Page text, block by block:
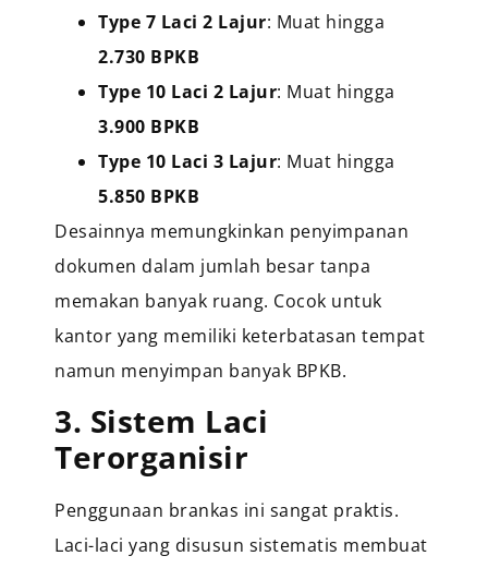
Type 7 Laci 2 Lajur: Muat hingga
2.730 BPKB
Type 10 Laci 2 Lajur: Muat hingga
3.900 BPKB
Type 10 Laci 3 Lajur: Muat hingga
5.850 BPKB
Desainnya memungkinkan penyimpanan
dokumen dalam jumlah besar tanpa
memakan banyak ruang. Cocok untuk
kantor yang memiliki keterbatasan tempat
namun menyimpan banyak BPKB.
3. Sistem Laci
Terorganisir
Penggunaan brankas ini sangat praktis.
Laci-laci yang disusun sistematis membuat